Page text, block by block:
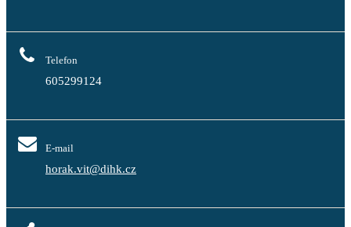
Telefon
605299124
E-mail
horak.vit@dihk.cz